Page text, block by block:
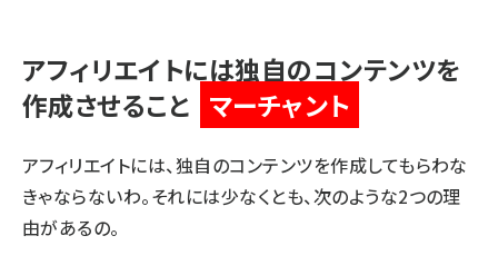
アフィリエイトには独自のコンテンツを
作成させること マーチャント
アフィリエイトには、独自のコンテンツを作成してもらわな
きゃならないわ。それには少なくとも、次のような2つの理
由があるの。